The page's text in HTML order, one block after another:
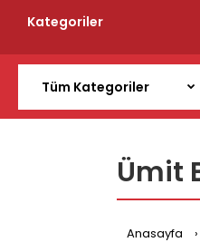
Kategoriler
Ümit
Anasayfa